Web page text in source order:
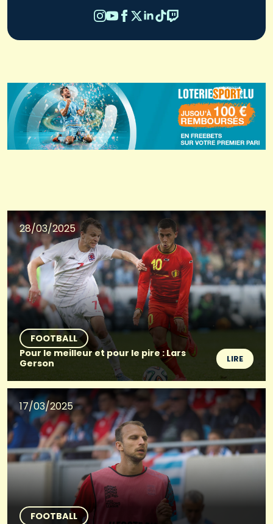
28/03/2025
FOOTBALL
Pour le meilleur et pour le pire : Lars
Gerson
LIRE
17/03/2025
FOOTBALL